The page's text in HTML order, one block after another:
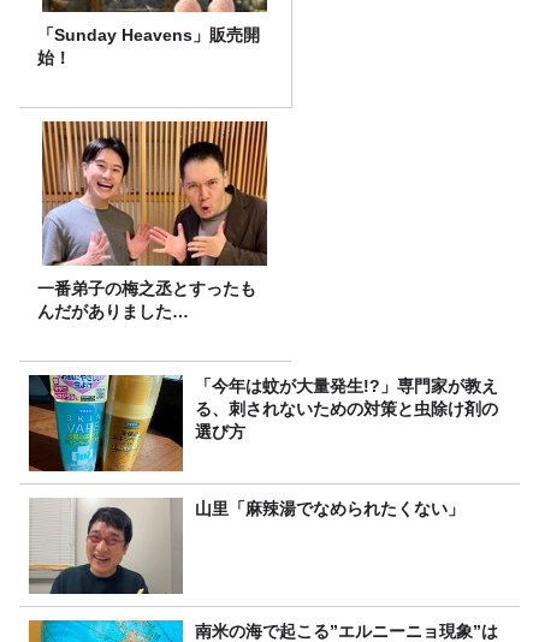
「Sunday Heavens」販売開
始！
一番弟子の梅之丞とすったも
んだがありました…
「今年は蚊が大量発生!?」専門家が教え
る、刺されないための対策と虫除け剤の
選び方
山里「麻辣湯でなめられたくない」
南米の海で起こる”エルニーニョ現象”は